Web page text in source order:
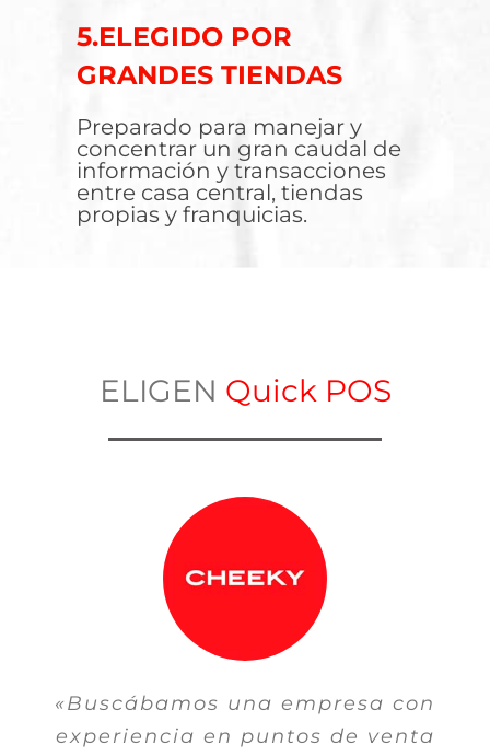
5.ELEGIDO POR
GRANDES TIENDAS
Preparado para manejar y
concentrar un gran caudal de
información y transacciones
entre casa central, tiendas
propias y franquicias.
ELIGEN Quick POS
«Buscábamos una empresa con
experiencia en puntos de venta
“Algo que valoramos y mucho
fue la posibilidad de tener